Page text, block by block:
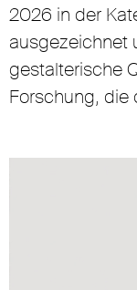
2026 in der
ausgezeichnet
gestalterische
Forschung, die